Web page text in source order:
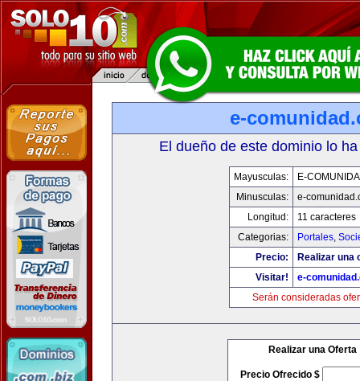
e-
El dueño de este dominio lo
Mayusculas:
E-
Minusculas:
e-
Longitud:
11 caracteres
Categorias:
Portales,
Precio:
Realizar una
Visitar!
e-
Serán consideradas
Realizar una Oferta
Precio Ofrecido $